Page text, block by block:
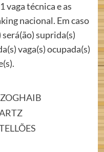
vaga técnica e as
nacional. Em caso
será(ão) suprida(s)
vaga(s) ocupada(s)